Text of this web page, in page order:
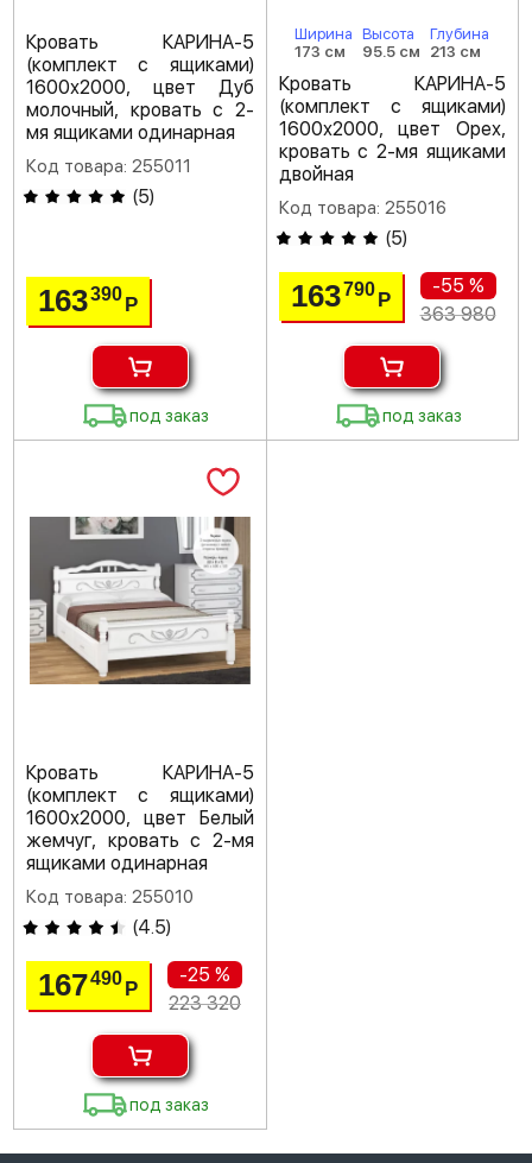
Кровать КАРИНА-5
(комплект с ящиками)
1600х2000, цвет Дуб
молочный, кровать с 2-
мя ящиками одинарная
Код товара: 255011
(5)
163390Р
под заказ
Ширина
173 см
Высота
95.5 см
Глубина
213 см
Кровать КАРИНА-5
(комплект с ящиками)
1600х2000, цвет Орех,
кровать с 2-мя ящиками
двойная
Код товара: 255016
(5)
163790 Р
-55 %
363 980
под заказ
Кровать КАРИНА-5
(комплект с ящиками)
1600х2000, цвет Белый
жемчуг, кровать с 2-мя
ящиками одинарная
Код товара: 255010
(4.5)
167490Р
-25 %
223 320
под заказ